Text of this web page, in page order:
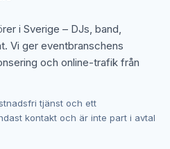
till den klassiska
till bröllopets
vänligt inslag. Till
är popcornmaskiner och
och konferenser
i Sverige – DJs, band,
Vi ger eventbranschens
och online-trafik från
tjänst och ett
kontakt och är inte part i avtal